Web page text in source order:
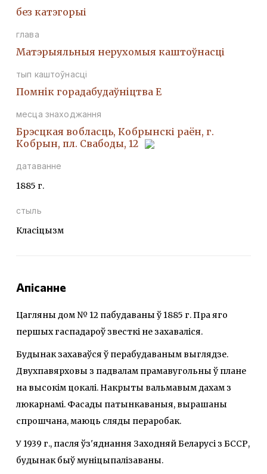
без катэгорыі
глава
Матэрыяльныя нерухомыя каштоўнасці
тып каштоўнасці
Помнiк горадабудаўнiцтва Е
месца знаходжання
Брэсцкая вобласць, Кобрынскі раён, г.
Кобрын, пл. Свабоды, 12
датаванне
1885 г.
стыль
Класіцызм
Апісанне
Цагляны дом № 12 пабудаваны ў 1885 г. Пра яго
першых гаспадароў звесткі не захаваліся.
Будынак захаваўся ў перабудаваным выглядзе.
Двухпавярховы з падвалам прамавугольны ў плане
на высокім цокалі. Накрыты вальмавым дахам з
люкарнамі. Фасады патынкаваныя, вырашаны
спрошчана, маюць сляды пераробак.
У 1939 г., пасля ўз'яднання Заходняй Беларусі з БССР,
будынак быў муніцыпалізаваны.